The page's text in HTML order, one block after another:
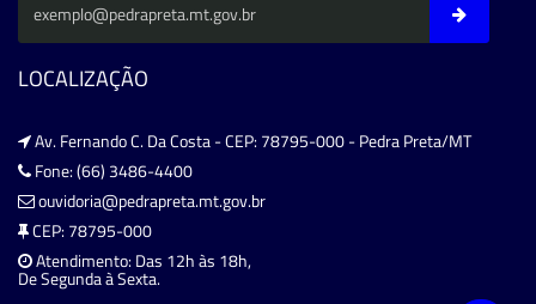
LOCALIZAÇÃO
Av. Fernando C. Da Costa - CEP: 78795-000 - Pedra Preta/MT
Fone: (66) 3486-4400
ouvidoria@pedrapreta.mt.gov.br
CEP: 78795-000
Atendimento: Das 12h às 18h,
De Segunda à Sexta.